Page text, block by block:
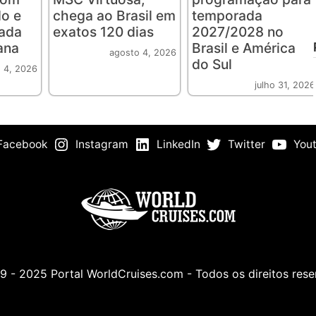
e
4, 2026
chega ao Brasil em
exatos 120 dias
agosto 4, 2026
temporada
2027/2028 no
Brasil e América
do Sul
julho 31, 2026
Instagram LinkedIn Twitter
- 2025 Portal WorldCruises.com - Todos os direitos